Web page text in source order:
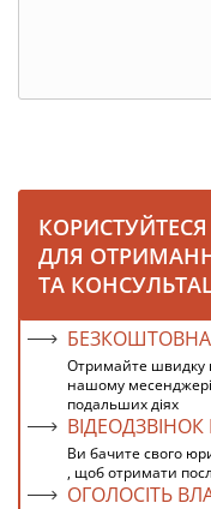
ДЛЯ
ТА
Отримайте швидку
нашому
подальших діях
Ви бачите свого
, щоб отримати
ОГОЛОСІТЬ